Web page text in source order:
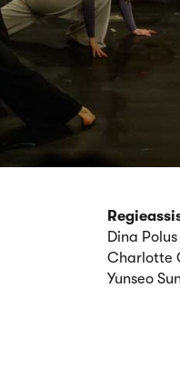
Dina Polus
Charlotte
Yunseo